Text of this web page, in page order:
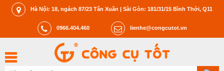
Hà Nội: 18, ngách 87/23 Tân Xuân | Sài Gòn: 181/31/15 Bình Thới, Q11
0966.404.460 lienhe@congcutot.vn